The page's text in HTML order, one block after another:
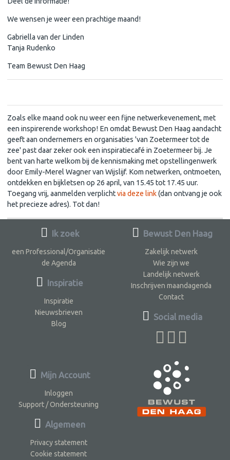
We wensen je weer een prachtige maand!
Gabriella van der Linden
Tanja Rudenko
Team Bewust Den Haag
Zoals elke maand ook nu weer een fijne netwerkevenement, met
een inspirerende workshop! En omdat Bewust Den Haag aandacht
geeft aan ondernemers en organisaties 'van Zoetermeer tot de
zee' past daar zeker ook een inspiratiecafé in Zoetermeer bij. Je
bent van harte welkom bij de kennismaking met opstellingenwerk
door Emily-Merel Wagner van Wijslijf. Kom netwerken, ontmoeten,
ontdekken en bijkletsen op 26 april, van 15.45 tot 17.45 uur.
Toegang vrij, aanmelden verplichtvia deze link(dan ontvang je ook
het precieze adres). Tot dan!
Ik zoek
een Professional/Organisatie
de Agenda
Inspiratie
Inspiratie
Nieuwsbrieven
Blog
Bewust Den Haag
Zakelijk netwerk
Wie zijn we
Landelijk netwerk
Inschrijven maandagenda
Contact
Social media
Mijn Account
Inloggen
Support / Ondersteuning
Algemeen
Privacy statement
Cookie statement